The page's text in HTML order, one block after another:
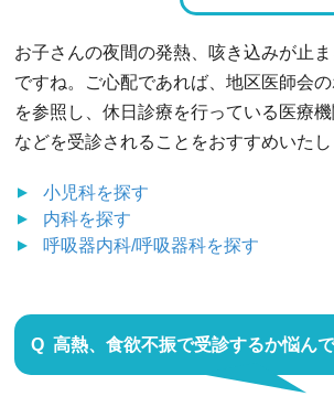
お子さんの夜間の発熱、咳き込みが止
ですね。ご心配であれば、地区医師会
を参照し、休日診療を行っている医療
などを受診されることをおすすめいたし
小児科を探す
内科を探す
呼吸器内科/呼吸器科を探す
高熱、食欲不振で受診するか悩ん